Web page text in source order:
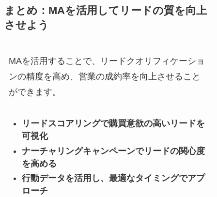
まとめ：MAを活用してリードの質を向上
させよう
MAを活用することで、リードクオリフィケーショ
ンの精度を高め、営業の成約率を向上させること
ができます。
リードスコアリングで購買意欲の高いリードを
可視化
ナーチャリングキャンペーンでリードの関心度
を高める
行動データを活用し、最適なタイミングでアプ
ローチ